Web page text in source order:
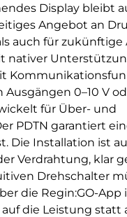
Display bleibt
Angebot an
auch für
nativer
0–10 V
für Über- und
PDTN garantiert
Die Installation ist
Verdrahtung, klar
Drehschalter
die Regin:GO-
auf die Leistung